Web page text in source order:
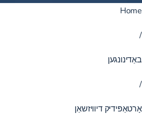
Home
/
באַדינונגען
/
אָרטאַפּידיק דיוויזשאַן